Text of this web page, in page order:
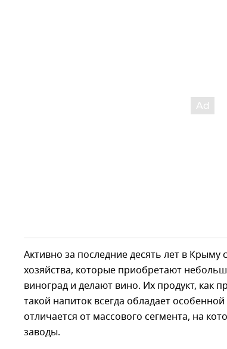
Активно за последние десять лет в Крыму
хозяйства, которые приобретают
виноград и делают вино. Их продукт, как
такой напиток всегда обладает
отличается от массового сегмента, на
заводы.